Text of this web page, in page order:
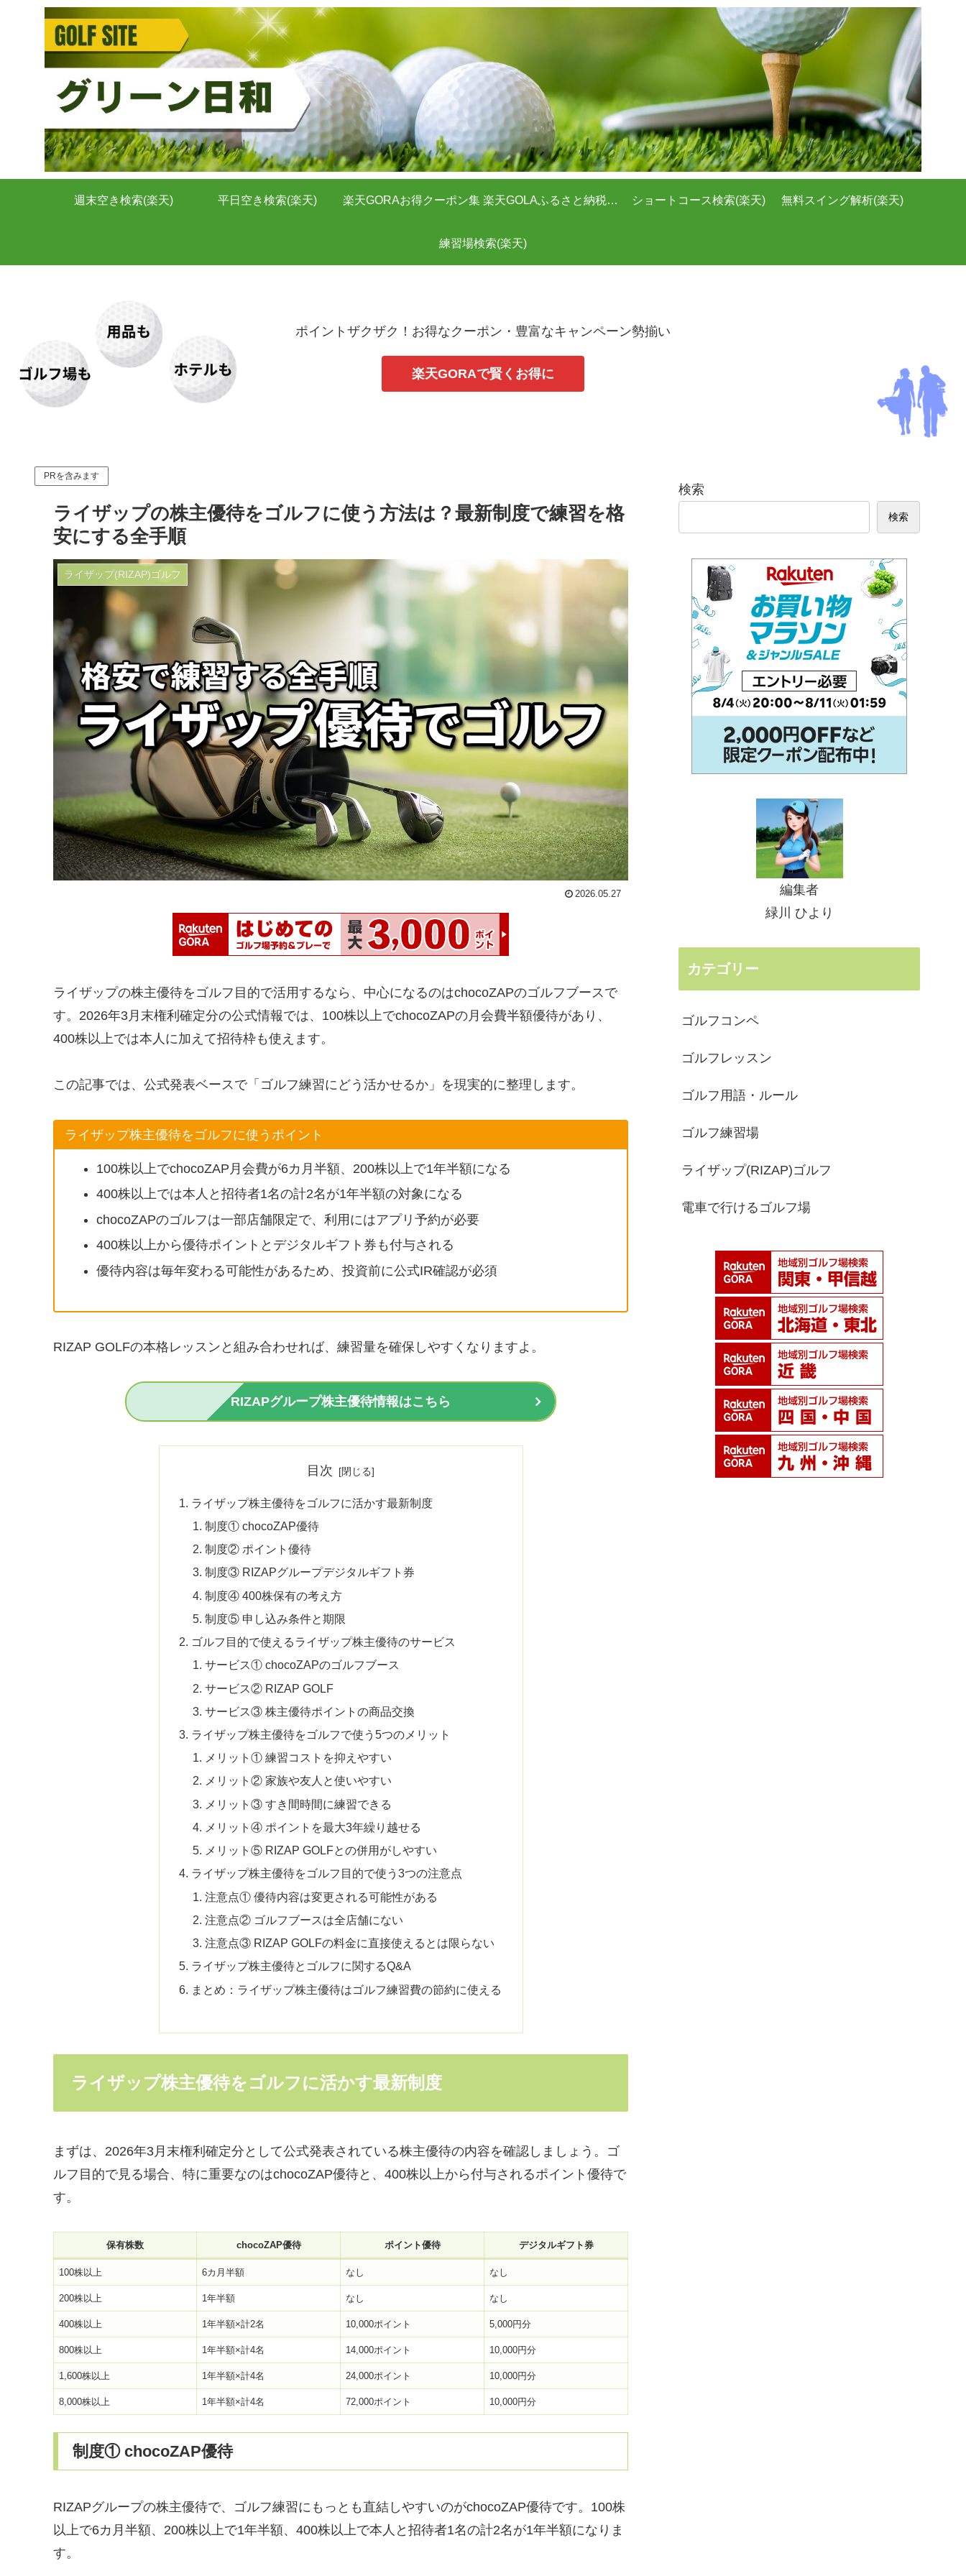
週末空き検索(楽天) 平日空き検索(楽天) 楽天GORAお得クーポン集 楽天GOLAふるさと納税クーポン ショートコース検索(楽天) 無料スイング解析(楽天)
練習場検索(楽天)
ポイントザクザク！お得なクーポン・豊富なキャンペーン勢揃い
楽天GORAで賢くお得に
PRを含みます
ライザップの株主優待をゴルフに使う方法は？最新制度で練習を格
安にする全手順
ライザップ(RIZAP)ゴルフ
2026.05.27
ライザップの株主優待をゴルフ目的で活用するなら、中心になるのはchocoZAPのゴルフブースで
す。2026年3月末権利確定分の公式情報では、100株以上でchocoZAPの月会費半額優待があり、
400株以上では本人に加えて招待枠も使えます。
この記事では、公式発表ベースで「ゴルフ練習にどう活かせるか」を現実的に整理します。
ライザップ株主優待をゴルフに使うポイント
100株以上でchocoZAP月会費が6カ月半額、200株以上で1年半額になる
400株以上では本人と招待者1名の計2名が1年半額の対象になる
chocoZAPのゴルフは一部店舗限定で、利用にはアプリ予約が必要
400株以上から優待ポイントとデジタルギフト券も付与される
優待内容は毎年変わる可能性があるため、投資前に公式IR確認が必須
RIZAP GOLFの本格レッスンと組み合わせれば、練習量を確保しやすくなりますよ。
RIZAPグループ株主優待情報はこちら
目次
ライザップ株主優待をゴルフに活かす最新制度
制度① chocoZAP優待
制度② ポイント優待
制度③ RIZAPグループデジタルギフト券
制度④ 400株保有の考え方
制度⑤ 申し込み条件と期限
ゴルフ目的で使えるライザップ株主優待のサービス
サービス① chocoZAPのゴルフブース
サービス② RIZAP GOLF
サービス③ 株主優待ポイントの商品交換
ライザップ株主優待をゴルフで使う5つのメリット
メリット① 練習コストを抑えやすい
メリット② 家族や友人と使いやすい
メリット③ すき間時間に練習できる
メリット④ ポイントを最大3年繰り越せる
メリット⑤ RIZAP GOLFとの併用がしやすい
ライザップ株主優待をゴルフ目的で使う3つの注意点
注意点① 優待内容は変更される可能性がある
注意点② ゴルフブースは全店舗にない
注意点③ RIZAP GOLFの料金に直接使えるとは限らない
ライザップ株主優待とゴルフに関するQ&A
まとめ：ライザップ株主優待はゴルフ練習費の節約に使える
ライザップ株主優待をゴルフに活かす最新制度
まずは、2026年3月末権利確定分として公式発表されている株主優待の内容を確認しましょう。ゴ
ルフ目的で見る場合、特に重要なのはchocoZAP優待と、400株以上から付与されるポイント優待で
す。
保有株数 chocoZAP優待 ポイント優待 デジタルギフト券
100株以上 6カ月半額 なし なし
200株以上 1年半額 なし なし
400株以上 1年半額×計2名 10,000ポイント 5,000円分
800株以上 1年半額×計4名 14,000ポイント 10,000円分
1,600株以上 1年半額×計4名 24,000ポイント 10,000円分
8,000株以上 1年半額×計4名 72,000ポイント 10,000円分
制度① chocoZAP優待
RIZAPグループの株主優待で、ゴルフ練習にもっとも直結しやすいのがchocoZAP優待です。100株
以上で6カ月半額、200株以上で1年半額、400株以上で本人と招待者1名の計2名が1年半額になりま
す。
検索
検索
編集者
緑川 ひより
カテゴリー
ゴルフコンペ
ゴルフレッスン
ゴルフ用語・ルール
ゴルフ練習場
ライザップ(RIZAP)ゴルフ
電車で行けるゴルフ場